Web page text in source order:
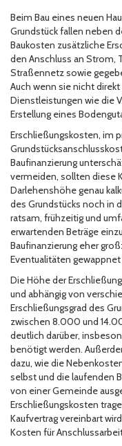
Beim Bau eines neuen
Grundstück fallen neben
Baukosten zusätzliche
den Anschluss an Strom,
Straßennetz sowie
Auch wenn sie nicht
Dienstleistungen wie die
Erstellung eines
Erschließungskosten, im
Baufinanzierung
vermeiden, sollten diese
Darlehenshöhe genau
des Grundstücks noch in
ratsam, frühzeitig und
erwartenden Beträge
Baufinanzierung eher
Eventualitäten gewappnet
Die Höhe der
und abhängig von
Erschließungsgrad des
zwischen 8.000 und
deutlich darüber,
benötigt werden.
dazu, wie die
selbst und die laufenden
von einer Gemeinde
Erschließungskosten
Kaufvertrag vereinbart
Kosten für